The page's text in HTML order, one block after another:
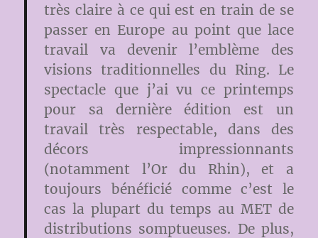
très claire à ce qui est en train de se
passer en Europe au point que lace
travail va devenir l’emblème des
visions traditionnelles du Ring. Le
spectacle que j’ai vu ce printemps
pour sa dernière édition est un
travail très respectable, dans des
décors impressionnants
(notamment l’Or du Rhin), et a
toujours bénéficié comme c’est le
cas la plupart du temps au MET de
distributions somptueuses. De plus,